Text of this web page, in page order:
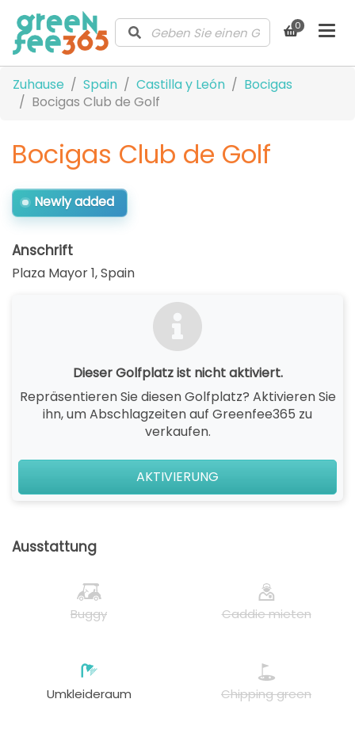
0
Zuhause Spain Castilla y León
Bocigas
Bocigas Club de Golf
Bocigas Club de Golf
Newly added
Anschrift
Plaza Mayor 1,Spain
Dieser Golfplatz ist nicht aktiviert.
Repräsentieren Sie diesen Golfplatz? Aktivieren Sie
ihn, um Abschlagzeiten auf Greenfee365 zu
verkaufen.
AKTIVIERUNG
Ausstattung
Buggy Caddie mieten
Umkleideraum Chipping green